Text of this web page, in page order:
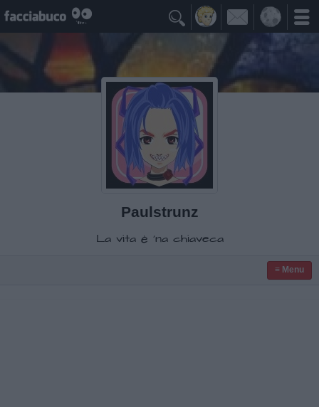

Paulstrunz
La vita è 'na chiaveca
≡ Menu